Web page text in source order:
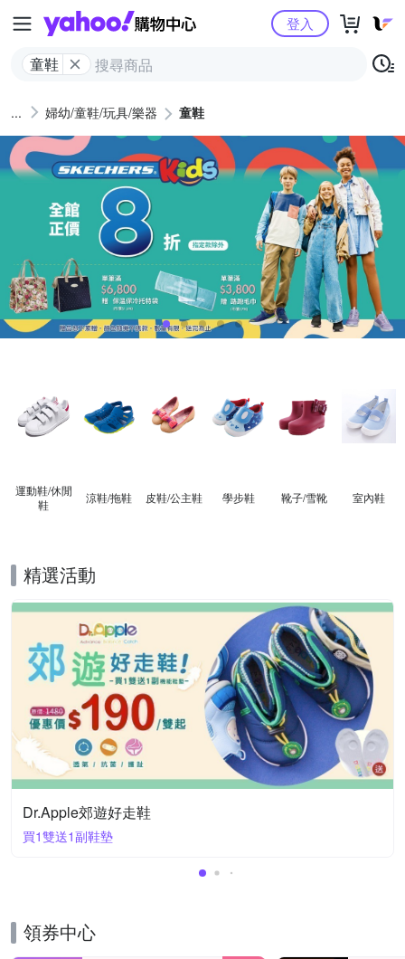
Yahoo購物中心
童鞋
登入
婦幼/童鞋/玩具/樂器 童鞋
運動鞋/休閒
鞋
涼鞋/拖鞋 皮鞋/公主鞋 學步鞋 靴子/雪靴 室內鞋
精選活動
Dr.Apple郊遊好走鞋
買1雙送1副鞋墊
領券中心